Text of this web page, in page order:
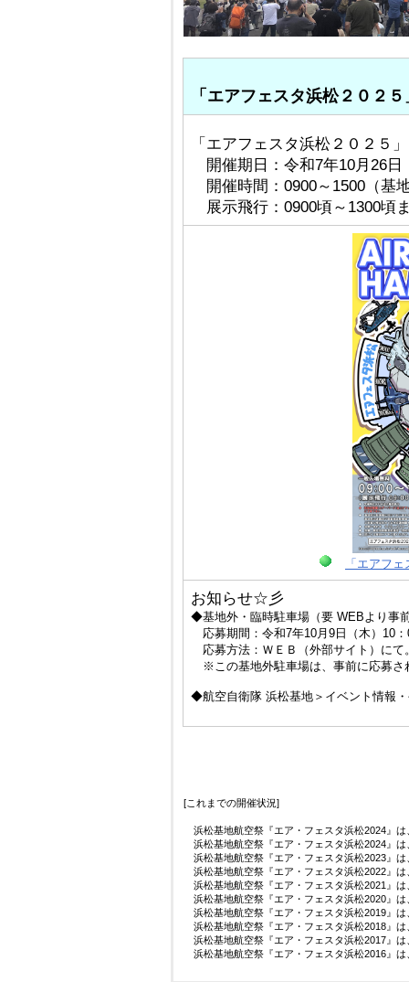
「エアフェスタ浜松２０２
「エアフェスタ浜松２０２５
開催期日：令和7年10月26日
開催時間：0900～1500（基
展示飛行：0900頃～1300頃
「エアフ
お知らせ☆彡
◆基地外・臨時駐車場（要 WEBより事
応募期間：令和7年10月9日（木）10
応募方法：ＷＥＢ（外部サイト）にて
※この基地外駐車場は、事前に応募さ
◆航空自衛隊 浜松基地＞イベント情報
[これまでの開催状況]
浜松基地航空祭『エア・フェスタ浜松2024』は
浜松基地航空祭『エア・フェスタ浜松2024』は
浜松基地航空祭『エア・フェスタ浜松2023』は
浜松基地航空祭『エア・フェスタ浜松2022』は
浜松基地航空祭『エア・フェスタ浜松2021』は
浜松基地航空祭『エア・フェスタ浜松2020』は
浜松基地航空祭『エア・フェスタ浜松2019』は
浜松基地航空祭『エア・フェスタ浜松2018』は
浜松基地航空祭『エア・フェスタ浜松2017』は
浜松基地航空祭『エア・フェスタ浜松2016』は